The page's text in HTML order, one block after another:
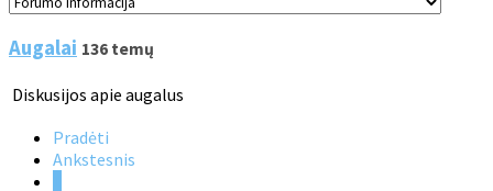
Augalai 136 temų
Diskusijos apie augalus
Pradėti
Ankstesnis